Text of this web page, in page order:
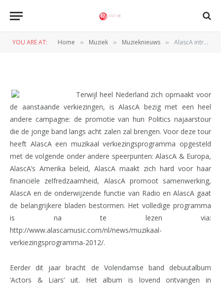
YOU ARE AT: Home » Muziek » Muzieknieuws » AlascA introduceert muzikaal verkiezingsprogramma
AlascA introduceert muzikaal
Terwijl heel Nederland zich opmaakt voor
de aanstaande verkiezingen, is AlascA bezig met een heel
andere campagne: de promotie van hun Politics najaarstour
die de jonge band langs acht zalen zal brengen. Voor deze tour
heeft AlascA een muzikaal verkiezingsprogramma opgesteld
met de volgende onder andere speerpunten: AlascA & Europa,
AlascA’s Amerika beleid, AlascA maakt zich hard voor haar
financiële zelfredzaamheid, AlascA promoot samenwerking,
AlascA en de onderwijzende functie van Radio en AlascA gaat
de belangrijkere bladen bestormen. Het volledige programma
is na te lezen via:
http://www.alascamusic.com/nl/news/muzikaal-
verkiezingsprogramma-2012/.
Eerder dit jaar bracht de Volendamse band debuutalbum
‘Actors & Liars’ uit. Het album is lovend ontvangen in